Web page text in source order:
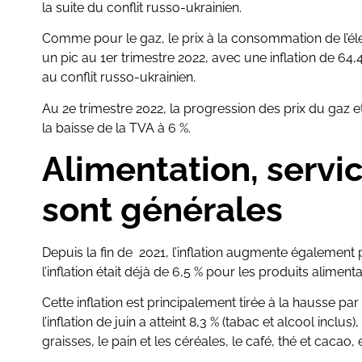
la suite du conflit russo-ukrainien.
Comme pour le gaz, le prix à la consommation de
un pic au 1er trimestre 2022, avec une inflation de
au conflit russo-ukrainien.
Au 2e trimestre 2022, la progression des prix du gaz
la baisse de la TVA à 6 %.
Alimentation,
sont générales
Depuis la fin de 2021, l’inflation augmente
l’inflation était déjà de 6,5 % pour les produits
Cette inflation est principalement tirée à la hausse
l’inflation de juin a atteint 8,3 % (tabac et alcool
graisses, le pain et les céréales, le café, thé et